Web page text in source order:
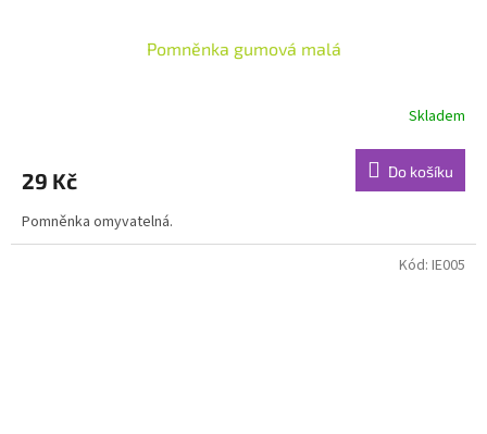
Pomněnka gumová malá
Skladem
29 Kč Do košíku
Pomněnka omyvatelná.
Kód: IE005